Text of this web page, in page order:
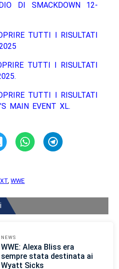
DI SMACKDOWN 12-
TUTTI I RISULTATI
TUTTI I RISULTATI
TUTTI I RISULTATI
MAIN EVENT XL.
,WWE
NEWS
WWE: Alexa Bliss era
sempre stata destinata ai
Wyatt Sicks